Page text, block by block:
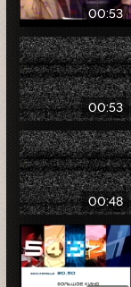
00:53
00:53
00:48